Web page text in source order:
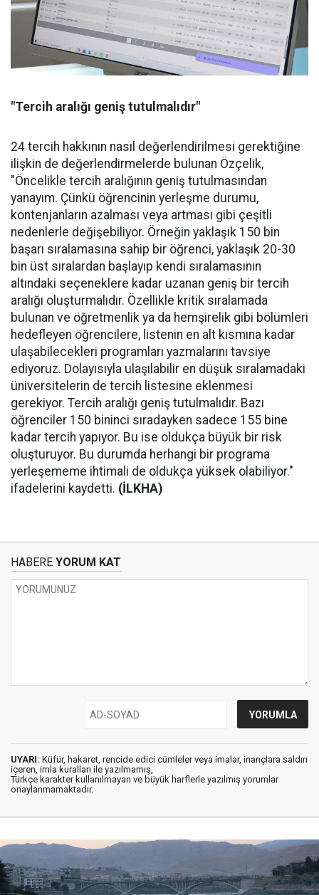
"Tercih aralığı geniş tutulmalıdır"
24 tercih hakkının nasıl değerlendirilmesi gerektiğine
ilişkin de değerlendirmelerde bulunan Özçelik,
"Öncelikle tercih aralığının geniş tutulmasından
yanayım. Çünkü öğrencinin yerleşme durumu,
kontenjanların azalması veya artması gibi çeşitli
nedenlerle değişebiliyor. Örneğin yaklaşık 150 bin
başarı sıralamasına sahip bir öğrenci, yaklaşık 20-30
bin üst sıralardan başlayıp kendi sıralamasının
altındaki seçeneklere kadar uzanan geniş bir tercih
aralığı oluşturmalıdır. Özellikle kritik sıralamada
bulunan ve öğretmenlik ya da hemşirelik gibi bölümleri
hedefleyen öğrencilere, listenin en alt kısmına kadar
ulaşabilecekleri programları yazmalarını tavsiye
ediyoruz. Dolayısıyla ulaşılabilir en düşük sıralamadaki
üniversitelerin de tercih listesine eklenmesi
gerekiyor. Tercih aralığı geniş tutulmalıdır. Bazı
öğrenciler 150 bininci sıradayken sadece 155 bine
kadar tercih yapıyor. Bu ise oldukça büyük bir risk
oluşturuyor. Bu durumda herhangi bir programa
yerleşememe ihtimali de oldukça yüksek olabiliyor."
ifadelerini kaydetti. (İLKHA)
HABERE YORUM KAT
UYARI: Küfür, hakaret, rencide edici cümleler veya imalar, inançlara saldırı
içeren, imla kuralları ile yazılmamış,
Türkçe karakter kullanılmayan ve büyük harflerle yazılmış yorumlar
onaylanmamaktadır.